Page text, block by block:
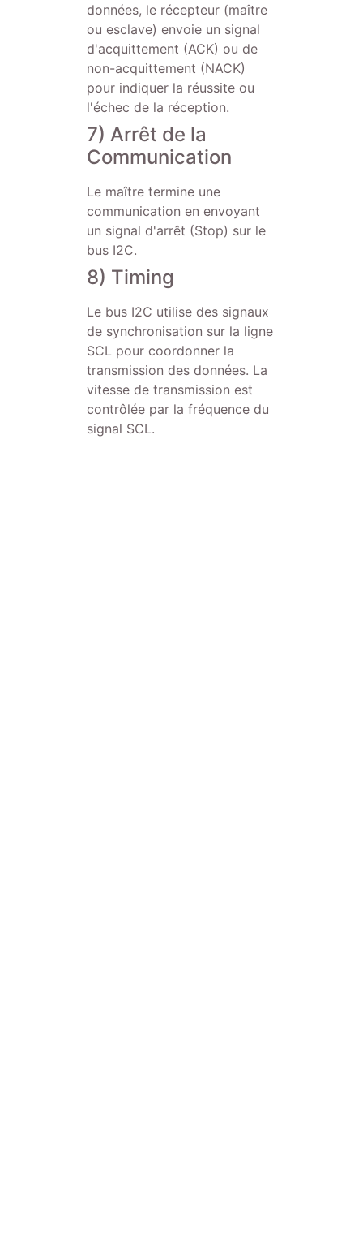
données, le récepteur (maître
ou esclave) envoie un signal
d'acquittement (ACK) ou de
non-acquittement (NACK)
pour indiquer la réussite ou
l'échec de la réception.
7) Arrêt de la
Communication
Le maître termine une
communication en envoyant
un signal d'arrêt (Stop) sur le
bus I2C.
8) Timing
Le bus I2C utilise des signaux
de synchronisation sur la ligne
SCL pour coordonner la
transmission des données. La
vitesse de transmission est
contrôlée par la fréquence du
signal SCL.